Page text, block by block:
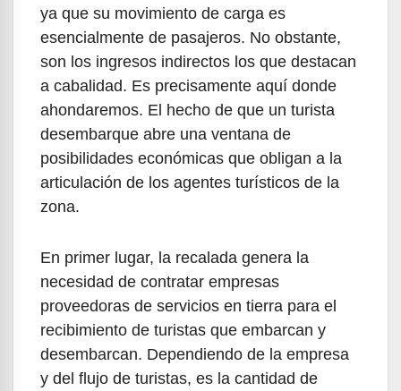
ya que su movimiento de carga es
esencialmente de pasajeros. No obstante,
son los ingresos indirectos los que destacan
a cabalidad. Es precisamente aquí donde
ahondaremos. El hecho de que un turista
desembarque abre una ventana de
posibilidades económicas que obligan a la
articulación de los agentes turísticos de la
zona.
En primer lugar, la recalada genera la
necesidad de contratar empresas
proveedoras de servicios en tierra para el
recibimiento de turistas que embarcan y
desembarcan. Dependiendo de la empresa
y del flujo de turistas, es la cantidad de